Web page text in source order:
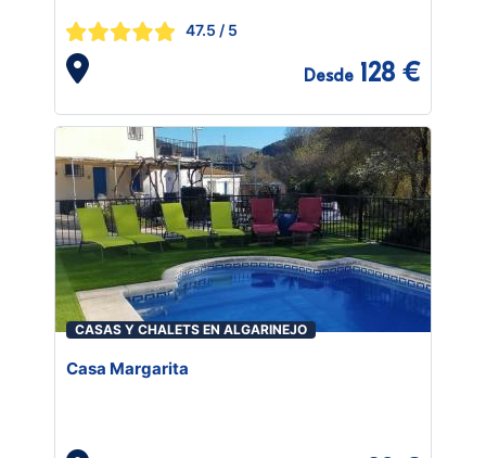
47.5 / 5
Desde 128 €
CASAS Y CHALETS EN ALGARINEJO
Casa Margarita